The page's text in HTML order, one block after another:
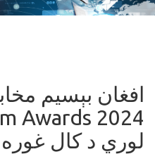
افغان بېسیم
لوري د کال غوره